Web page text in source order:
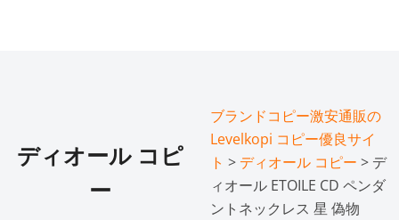
ディオール コピ
ー
ブランドコピー激安通販の
Levelkopi コピー優良サイ
ト > ディオール コピー > デ
ィオール ETOILE CD ペンダ
ントネックレス 星 偽物